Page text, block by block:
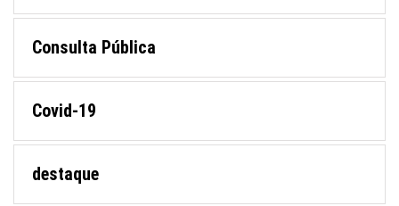
Consulta Pública
Covid-19
destaque